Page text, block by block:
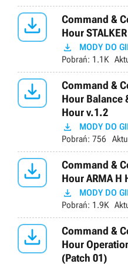

Command &
Hour
 MODY DO
Pobrań: 1.1K

Command &
Hour Balance
Hour v.1.2
 MODY DO
Pobrań: 756

Command &
Hour ARMA H
 MODY DO
Pobrań: 1.9K

Command &
Hour
(Patch 01)